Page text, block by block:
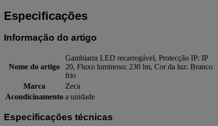
Especificações
Informação do artigo
Nome do artigo
Gambiarra LED recarregável, Protecção IP: IP
20, Fluxo luminoso: 230 lm, Cor da luz: Branco
frio
Marca
Zeca
Acondicinamento a unidade
Especificações técnicas